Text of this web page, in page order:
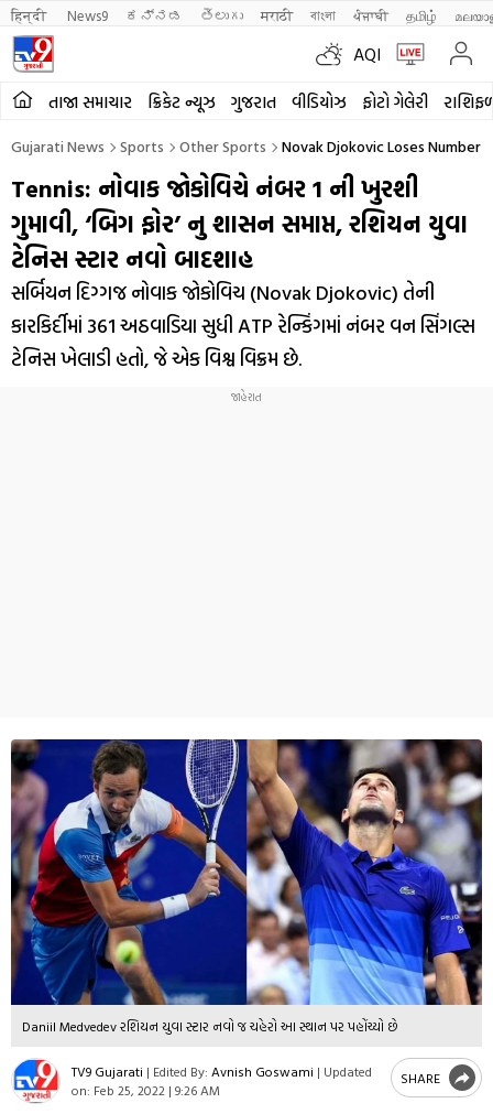
हिन्दी News9 ಕನ್ನಡ తెలుగు मराठी বাংলা ਪੰਜਾਬੀ தமிழ்
AQI
તાજા સમાચાર ક્રિકેટ ન્યૂઝ ગુજરાત વીડિયોઝ ફોટો ગેલેરી
Gujarati News Sports Other Sports Novak Djokovic Loses Number
Tennis: નોવાક જોકોવિચે નંબર 1 ની ખુરશી
ગુમાવી, ‘બિગ ફોર’ નુ શાસન સમાપ્ત, રશિયન યુવા
ટેનિસ સ્ટાર નવો બાદશાહ
સર્બિયન દિગ્ગજ નોવાક જોકોવિચ (Novak Djokovic) તેની
કારકિર્દીમાં 361 અઠવાડિયા સુધી ATP રેન્કિંગમાં નંબર વન સિંગલ્સ
ટેનિસ ખેલાડી હતો, જે એક વિશ્વ વિક્રમ છે.
Daniil Medvedev રશિયન યુવા સ્ટાર નવો જ ચહેરો આ સ્થાન પર પહોંચ્યો છે
TV9 Gujarati | Edited By: Avnish Goswami | Updated
on: Feb 25, 2022 | 9:26 AM
SHARE